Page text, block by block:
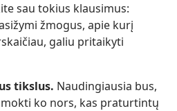
sau tokius klausimus:
žmogus, apie kurį
galiu pritaikyti
tikslus. Naudingiausia bus,
ko nors, kas praturtintų